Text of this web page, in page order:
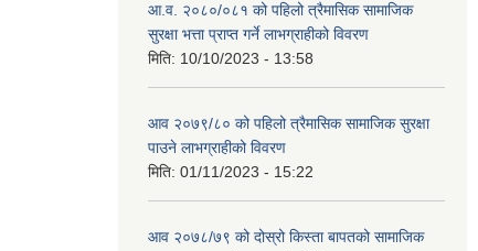
आ.व. २०८०/०८१ को पहिलो त्रैमासिक सामाजिक
सुरक्षा भत्ता प्राप्त गर्ने लाभग्राहीको विवरण
मिति: 10/10/2023 - 13:58
आव २०७९/८० को पहिलो त्रैमासिक सामाजिक सुरक्षा
पाउने लाभग्राहीको विवरण
मिति: 01/11/2023 - 15:22
आव २०७८/७९ को दोस्रो किस्ता बापतको सामाजिक